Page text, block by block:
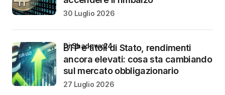
30 Luglio 2026
BTP e titoli di Stato, rendimenti
ancora elevati: cosa sta cambiando
sul mercato obbligazionario
di Shadowx24
27 Luglio 2026